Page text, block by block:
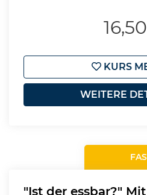
KURS
WEITERE
"Ist der essbar?"